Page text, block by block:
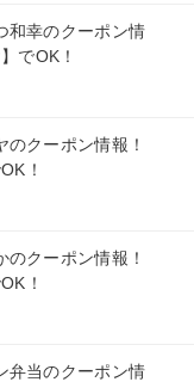
和幸のクーポン情
でOK！
のクーポン情報！
！
のクーポン情報！
！
弁当のクーポン情